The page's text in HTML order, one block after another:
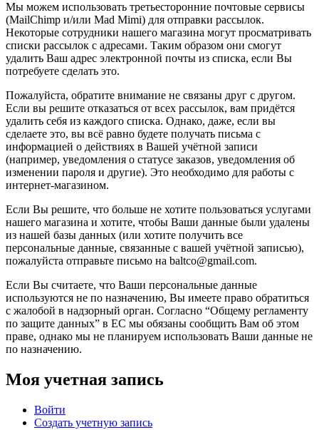
Мы можем использовать третьесторонние почтовые сервисы
(MailChimp и/или Mad Mimi) для отправки рассылок.
Некоторые сотрудники нашего магазина могут просматривать
списки рассылок с адресами. Таким образом они смогут
удалить Ваш адрес электронной почты из списка, если Вы
потребуете сделать это.
Пожалуйста, обратите внимание не связаны друг с другом.
Если вы решите отказаться от всех рассылок, вам придётся
удалить себя из каждого списка. Однако, даже, если вы
сделаете это, вы всё равно будете получать письма с
информацией о действиях в Вашей учётной записи
(например, уведомления о статусе заказов, уведомления об
изменении пароля и другие). Это необходимо для работы с
интернет-магазином.
Если Вы решите, что больше не хотите пользоваться услугами
нашего магазина и хотите, чтобы Ваши данные были удалены
из нашей базы данных (или хотите получить все
персональные данные, связанные с вашей учётной записью),
пожалуйста отправьте письмо на baltco@gmail.com.
Если Вы считаете, что Ваши персональные данные
используются не по назначению, Вы имеете право обратиться
с жалобой в надзорный орган. Согласно “Общему регламенту
по защите данных” в ЕС мы обязаны сообщить Вам об этом
праве, однако мы не планируем использовать Ваши данные не
по назначению.
Моя учетная запись
Войти
Создать учетную запись